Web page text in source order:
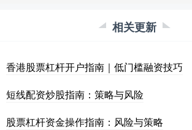
相关更新
香港股票杠杆开户指南｜低门槛融资技巧
短线配资炒股指南：策略与风险
股票杠杆资金操作指南：风险与策略